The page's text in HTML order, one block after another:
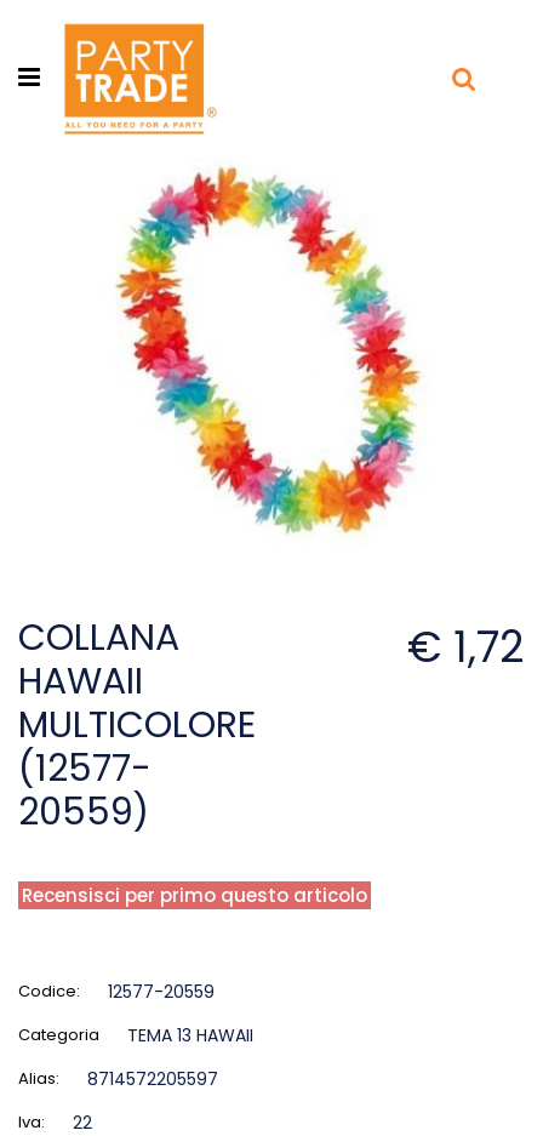
Open menu
COLLANA
HAWAII
MULTICOLORE
(12577-
20559)
€ 1,72
Recensisci per primo questo articolo
Codice: 12577-20559
Categoria TEMA 13 HAWAII
Alias: 8714572205597
Iva: 22